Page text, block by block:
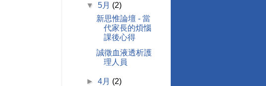
▼5月 (2)
新思惟論壇 - 當
代家長的煩惱
課後心得
誠徵血液透析護
理人員
►4月 (2)